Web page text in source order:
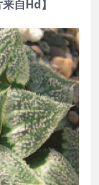
自Hd】